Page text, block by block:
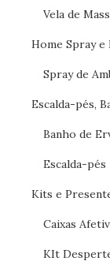
Vela de
Home Spray e
Spray de
Escalda-pés,
Banho de
Escalda-pés
Kits e
Caixas
KIt